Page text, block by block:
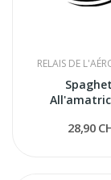
RELAIS DE
28,90